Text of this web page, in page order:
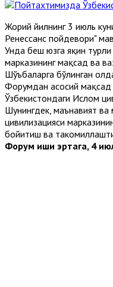
Жорий йилнинг 3 июль
Ренессанс пойдевори"
Унда беш юзга яқин
марказининг мақсад ва
Шўъбаларга бўлинган
Форумдан асосий мақсад
Ўзбекистондаги Ислом
Шунингдек, маънавият ва
цивилизацияси
бойитиш ва
Форум иши эртага, 4